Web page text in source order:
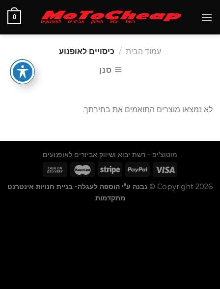
0
עמוד הבית / כיסויים לאופנוע
סנן
לא נמצאו מוצרים התואמים את בחירתך.
מוטוצ'יפ - רשת יבוא ושיווק אביזרים לאופנועים
Copyright 2026 ©
נבנה ע"י הוספה לעגלה- בניית חנויות אינטרנט
מתקדמות